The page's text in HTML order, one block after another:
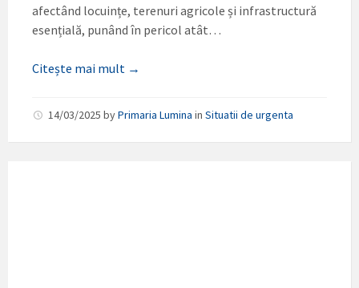
afectând locuințe, terenuri agricole și infrastructură
esențială, punând în pericol atât…
Citește mai mult →
14/03/2025 byPrimaria Lumina in Situatii de urgenta